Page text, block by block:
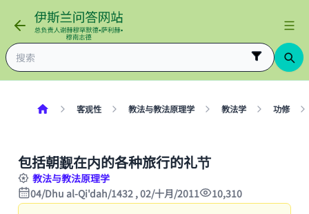
客观性 教法与教法原理学 教法学 功修
包括朝觐在内的各种旅行的礼节
教法与教法原理学
04/Dhu al-Qi'dah/1432 , 02/十月/2011
10,310